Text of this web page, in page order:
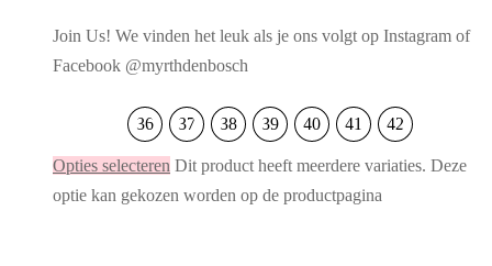
Join Us! We vinden het leuk als je ons volgt op Instagram of
Facebook @myrthdenbosch
36 37 38 39 40 41 42
Opties selecteren Dit product heeft meerdere variaties. Deze
optie kan gekozen worden op de productpagina